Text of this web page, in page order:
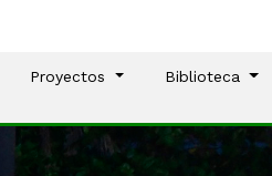
Proyectos Biblioteca